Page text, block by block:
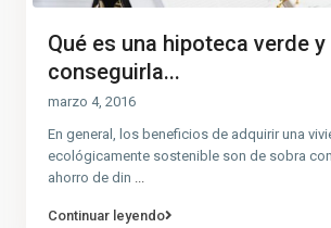
Qué es una hipoteca verde
conseguirla...
marzo 4, 2016
En general, los beneficios de adquirir una
ecológicamente sostenible son de sobra
ahorro de din
Continuar leyendo